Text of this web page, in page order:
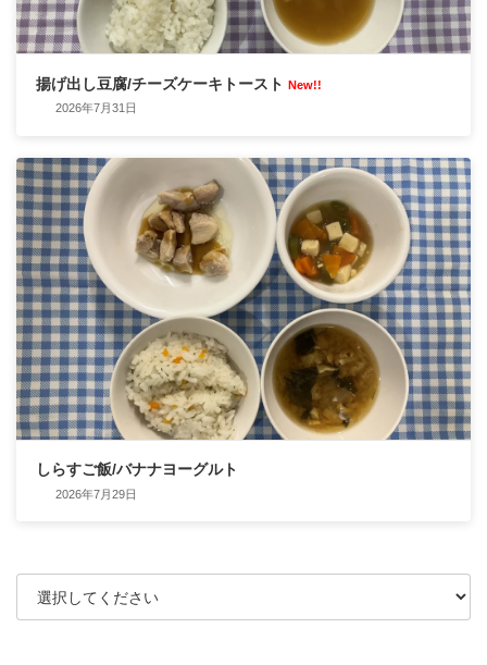
揚げ出し豆腐/チーズケーキトースト New!!
2026年7月31日
しらすご飯/バナナヨーグルト
2026年7月29日